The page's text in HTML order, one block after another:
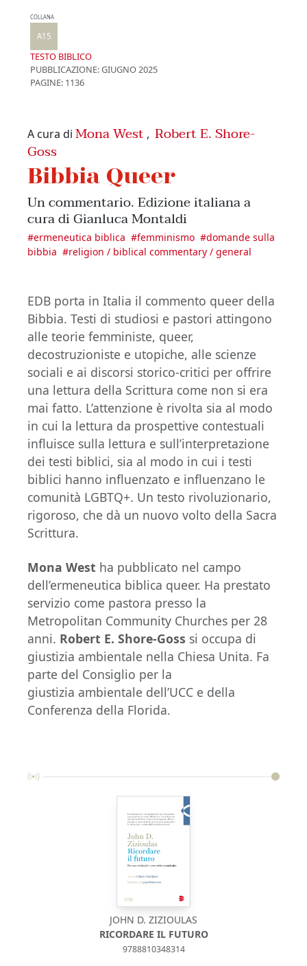
COLLANA
A15
TESTO BIBLICO
PUBBLICAZIONE:GIUGNO 2025
PAGINE: 1136
A cura di Mona West , Robert E. Shore-
Goss
Bibbia Queer
Un commentario. Edizione italiana a
cura di Gianluca Montaldi
#ermeneutica biblica #femminismo #domande sulla
bibbia #religion / biblical commentary / general
EDB porta in Italia il commento queer della
Bibbia. Testi di studiosi e pastori attingono
alle teorie femministe, queer,
decostruzioniste e utopiche, alle scienze
sociali e ai discorsi storico-critici per offrire
una lettura della Scrittura come non si era
mai fatto. L’attenzione è rivolta sia al modo
in cui la lettura da prospettive contestuali
influisce sulla lettura e sull’interpretazione
dei testi biblici, sia al modo in cui i testi
biblici hanno influenzato e influenzano le
comunità LGBTQ+. Un testo rivoluzionario,
rigoroso, che dà un nuovo volto della Sacra
Scrittura.
Mona West ha pubblicato nel campo
dell’ermeneutica biblica queer. Ha prestato
servizio come pastora presso la
Metropolitan Community Churches per 28
anni. Robert E. Shore-Goss si occupa di
giustizia ambientale nella Chiesa Unita. Fa
parte del Consiglio per la
giustizia ambientale dell’UCC e della
Conferenza della Florida.
JOHN D. ZIZIOULAS
RICORDARE IL FUTURO
9788810348314